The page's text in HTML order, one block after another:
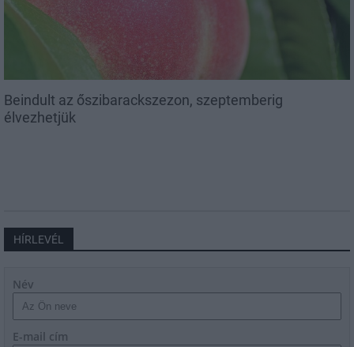
Beindult az őszibarackszezon, szeptemberig
élvezhetjük
HÍRLEVÉL
Név
E-mail cím